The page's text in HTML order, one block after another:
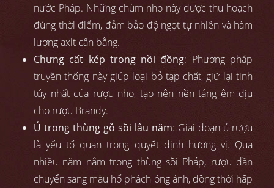
nước Pháp. Những chùm nho này được thu hoạch
đúng thời điểm, đảm bảo độ ngọt tự nhiên và hàm
lượng axit cân bằng.
Chưng cất kép trong nồi đồng: Phương pháp
truyền thống này giúp loại bỏ tạp chất, giữ lại tinh
túy nhất của rượu nho, tạo nên nền tảng êm dịu
cho rượu Brandy.
Ủ trong thùng gỗ sồi lâu năm: Giai đoạn ủ rượu
là yếu tố quan trọng quyết định hương vị. Qua
nhiều năm nằm trong thùng sồi Pháp, rượu dần
chuyển sang màu hổ phách óng ánh, đồng thời hấp